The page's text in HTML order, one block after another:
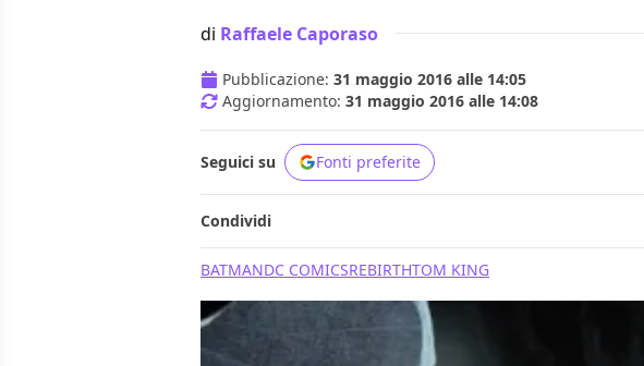
di Raffaele Caporaso
Pubblicazione: 31 maggio 2016 alle 14:05
Aggiornamento: 31 maggio 2016 alle 14:08
Seguici su Fonti preferite
Condividi
BATMANDC COMICSREBIRTHTOM KING